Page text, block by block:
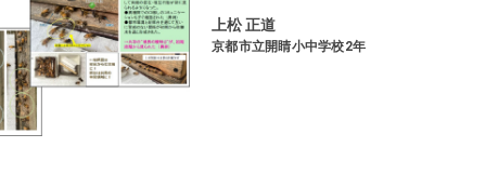
上松 正道
京都市立開睛小中学校2年